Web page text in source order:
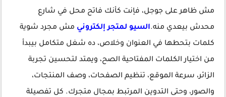
مش ظاهر على جوجل، فإنت كأنك فاتح محل في شارع
محدش بيعدي منه.السيو لمتجر إلكتروني مش مجرد شوية
كلمات بتحطها في العنوان وخلاص، ده شغل متكامل بيبدأ
من اختيار الكلمات المفتاحية الصح، ويمتد لتحسين تجربة
الزائر، سرعة الموقع، تنظيم الصفحات، وصف المنتجات،
والصور، وحتى التدوين المرتبط بمجال متجرك. كل تفصيلة